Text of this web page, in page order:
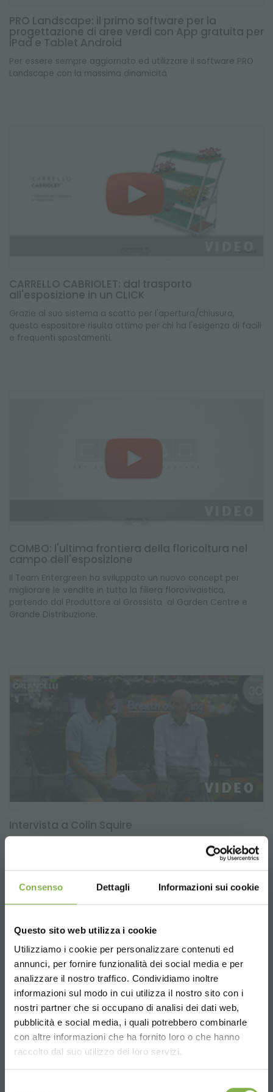
Consenso Dettagli Informazioni sui cookie
Questo sito web utilizza i cookie
Utilizziamo i cookie per personalizzare contenuti ed
annunci, per fornire funzionalità dei social media e per
analizzare il nostro traffico. Condividiamo inoltre
informazioni sul modo in cui utilizza il nostro sito con i
nostri partner che si occupano di analisi dei dati web,
pubblicità e social media, i quali potrebbero combinarle
con altre informazioni che ha fornito loro o che hanno
raccolto dal suo utilizzo dei loro servizi.
PRO Landscape: il primo software per la
progettazione di aree verdi con App gratuita per
iPad e Tablet Android
Per essere sempre aggiornato ed utilizzare il software PRO
Landscape con la massima dinamicità
CARRELLO CABRIOLET: dal trasporto
all'esposizione in un CLICK
Grazie al suo sistema a scatto per l'apertura/chiusura,
questo espositore risulta ottimo per chi ha l'esigenza di facili
e frequenti spostamenti.
COMBO: l'ultima frontiera della floricoltura nel
campo dell'esposizione
Il Team Entergreen ha sviluppato un nuovo concept per
migliorare le vendite in tutta la filiera florovivaistica,
partendo dal Produttore al Grossista al Garden Centre e
Grande Distribuzione.
Intervista a Colin Squire
Colin Squire è il figlio del fondatore DJ Squire e cresciuto con
il business. Ufficialmente entrato in azienda nel 1956, solo
dopo il servizio militare. Ha studiato architettura alla Kingston
progettazione del paesaggio presso l'University College di
Londra.
Choose the country you are in and your
language for a better browsing experience
REGISTRATI E RISPARMIA
SUBITO!
Crea un account e ottieni subito
vantaggi esclusivi:
5 % di scontosul tuo primo ordine *
2 % di sconto sempresu tutti i tuoi acquisti